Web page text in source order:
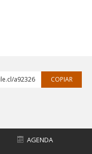
a92326 COPIAR
AGENDA